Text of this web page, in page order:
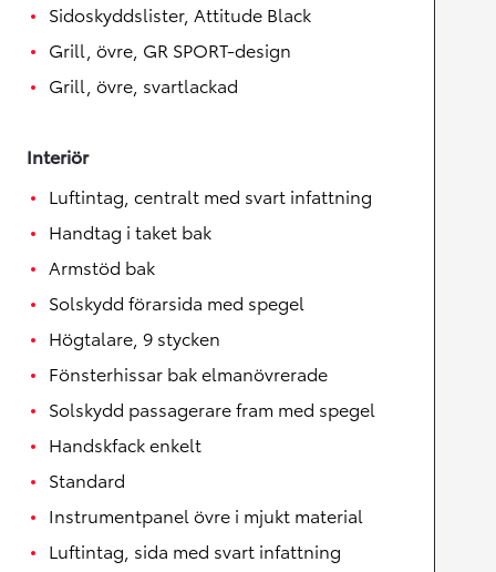
Sidoskyddslister, Attitude Black
Grill, övre, GR SPORT-design
Grill, övre, svartlackad
Interiör
Luftintag, centralt med svart infattning
Handtag i taket bak
Armstöd bak
Solskydd förarsida med spegel
Högtalare, 9 stycken
Fönsterhissar bak elmanövrerade
Solskydd passagerare fram med spegel
Handskfack enkelt
Standard
Instrumentpanel övre i mjukt material
Luftintag, sida med svart infattning